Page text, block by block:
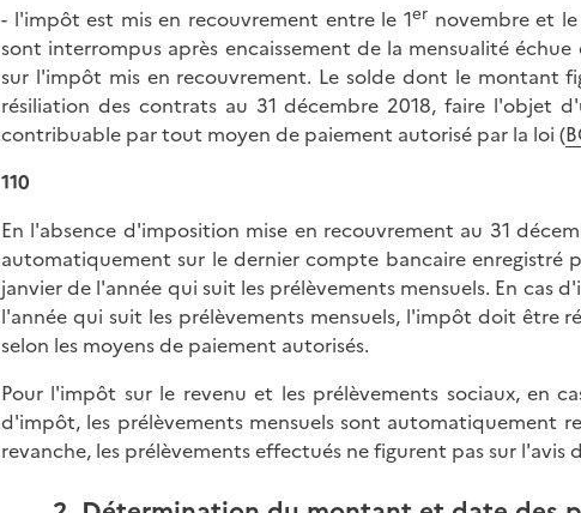
- l'impôt est mis en recouvrement entre le 1ernovembre et le
sont interrompus après encaissement de la mensualité
sur l'impôt mis en recouvrement. Le solde dont le montant
résiliation des contrats au 31 décembre 2018, faire l'objet
contribuable par tout moyen de paiement autorisé par la loi (
110
En l'absence d'imposition mise en recouvrement au 31
automatiquement sur le dernier compte bancaire
janvier de l'année qui suit les prélèvements mensuels. En cas
l'année qui suit les prélèvements mensuels, l'impôt doit être
selon les moyens de paiement autorisés.
Pour l'impôt sur le revenu et les prélèvements sociaux, en
d'impôt, les prélèvements mensuels sont automatiquement
revanche, les prélèvements effectués ne figurent pas sur